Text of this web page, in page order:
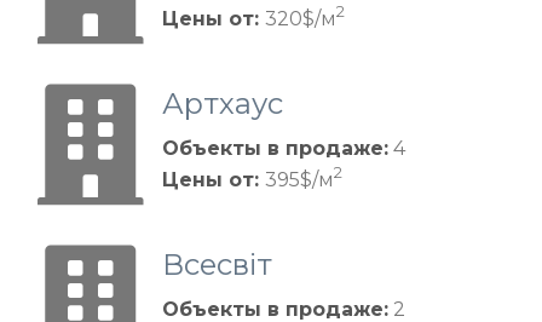
Цены от: 320$/м2
Артхаус
Объекты в продаже: 4
Цены от: 395$/м2
Всесвіт
Объекты в продаже: 2